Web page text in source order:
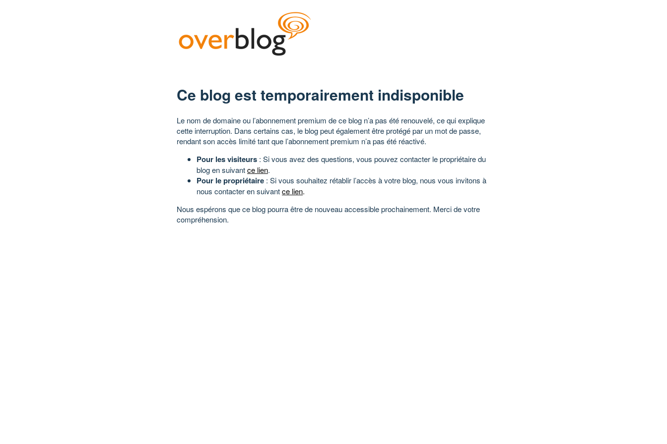
Ce blog est temporairement indisponible
Le nom de domaine ou l’abonnement premium de ce blog n’a pas été renouvelé, ce qui explique
cette interruption. Dans certains cas, le blog peut également être protégé par un mot de passe,
rendant son accès limité tant que l’abonnement premium n’a pas été réactivé.
Pour les visiteurs : Si vous avez des questions, vous pouvez contacter le propriétaire du
blog en suivantce lien.
Pour le propriétaire : Si vous souhaitez rétablir l’accès à votre blog, nous vous invitons à
nous contacter en suivantce lien.
Nous espérons que ce blog pourra être de nouveau accessible prochainement. Merci de votre
compréhension.